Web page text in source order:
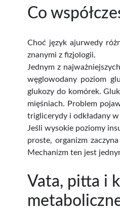
Co
Choć język ajurwedy
znanymi z fizjologii.
Jednym z
węglowodany poziom
glukozy do komórek.
mięśniach. Problem
triglicerydy i odkładany
Jeśli wysokie poziomy
proste, organizm
Mechanizm ten jest
Vata, pitta i